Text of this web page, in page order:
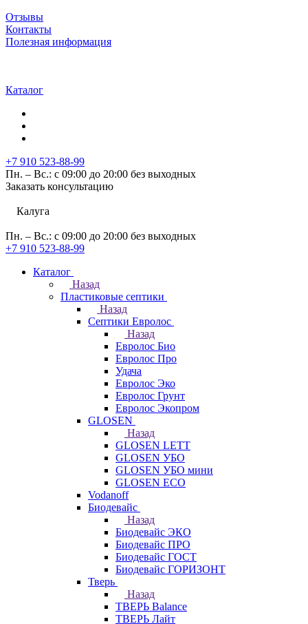
Отзывы
Контакты
Полезная информация
Каталог
+7 910 523-88-99
Пн. – Вс.: с 09:00 до 20:00 без выходных
Заказать консультацию
Калуга
Пн. – Вс.: с 09:00 до 20:00 без выходных
+7 910 523-88-99
Каталог
Назад
Пластиковые септики
Назад
Септики Евролос
Назад
Евролос Био
Евролос Про
Удача
Евролос Эко
Евролос Грунт
Евролос Экопром
GLOSEN
Назад
GLOSEN LETT
GLOSEN УБО
GLOSEN УБО мини
GLOSEN ECO
Vodanoff
Биодевайс
Назад
Биодевайс ЭКО
Биодевайс ПРО
Биодевайс ГОСТ
Биодевайс ГОРИЗОНТ
Тверь
Назад
ТВЕРЬ Balance
ТВЕРЬ Лайт